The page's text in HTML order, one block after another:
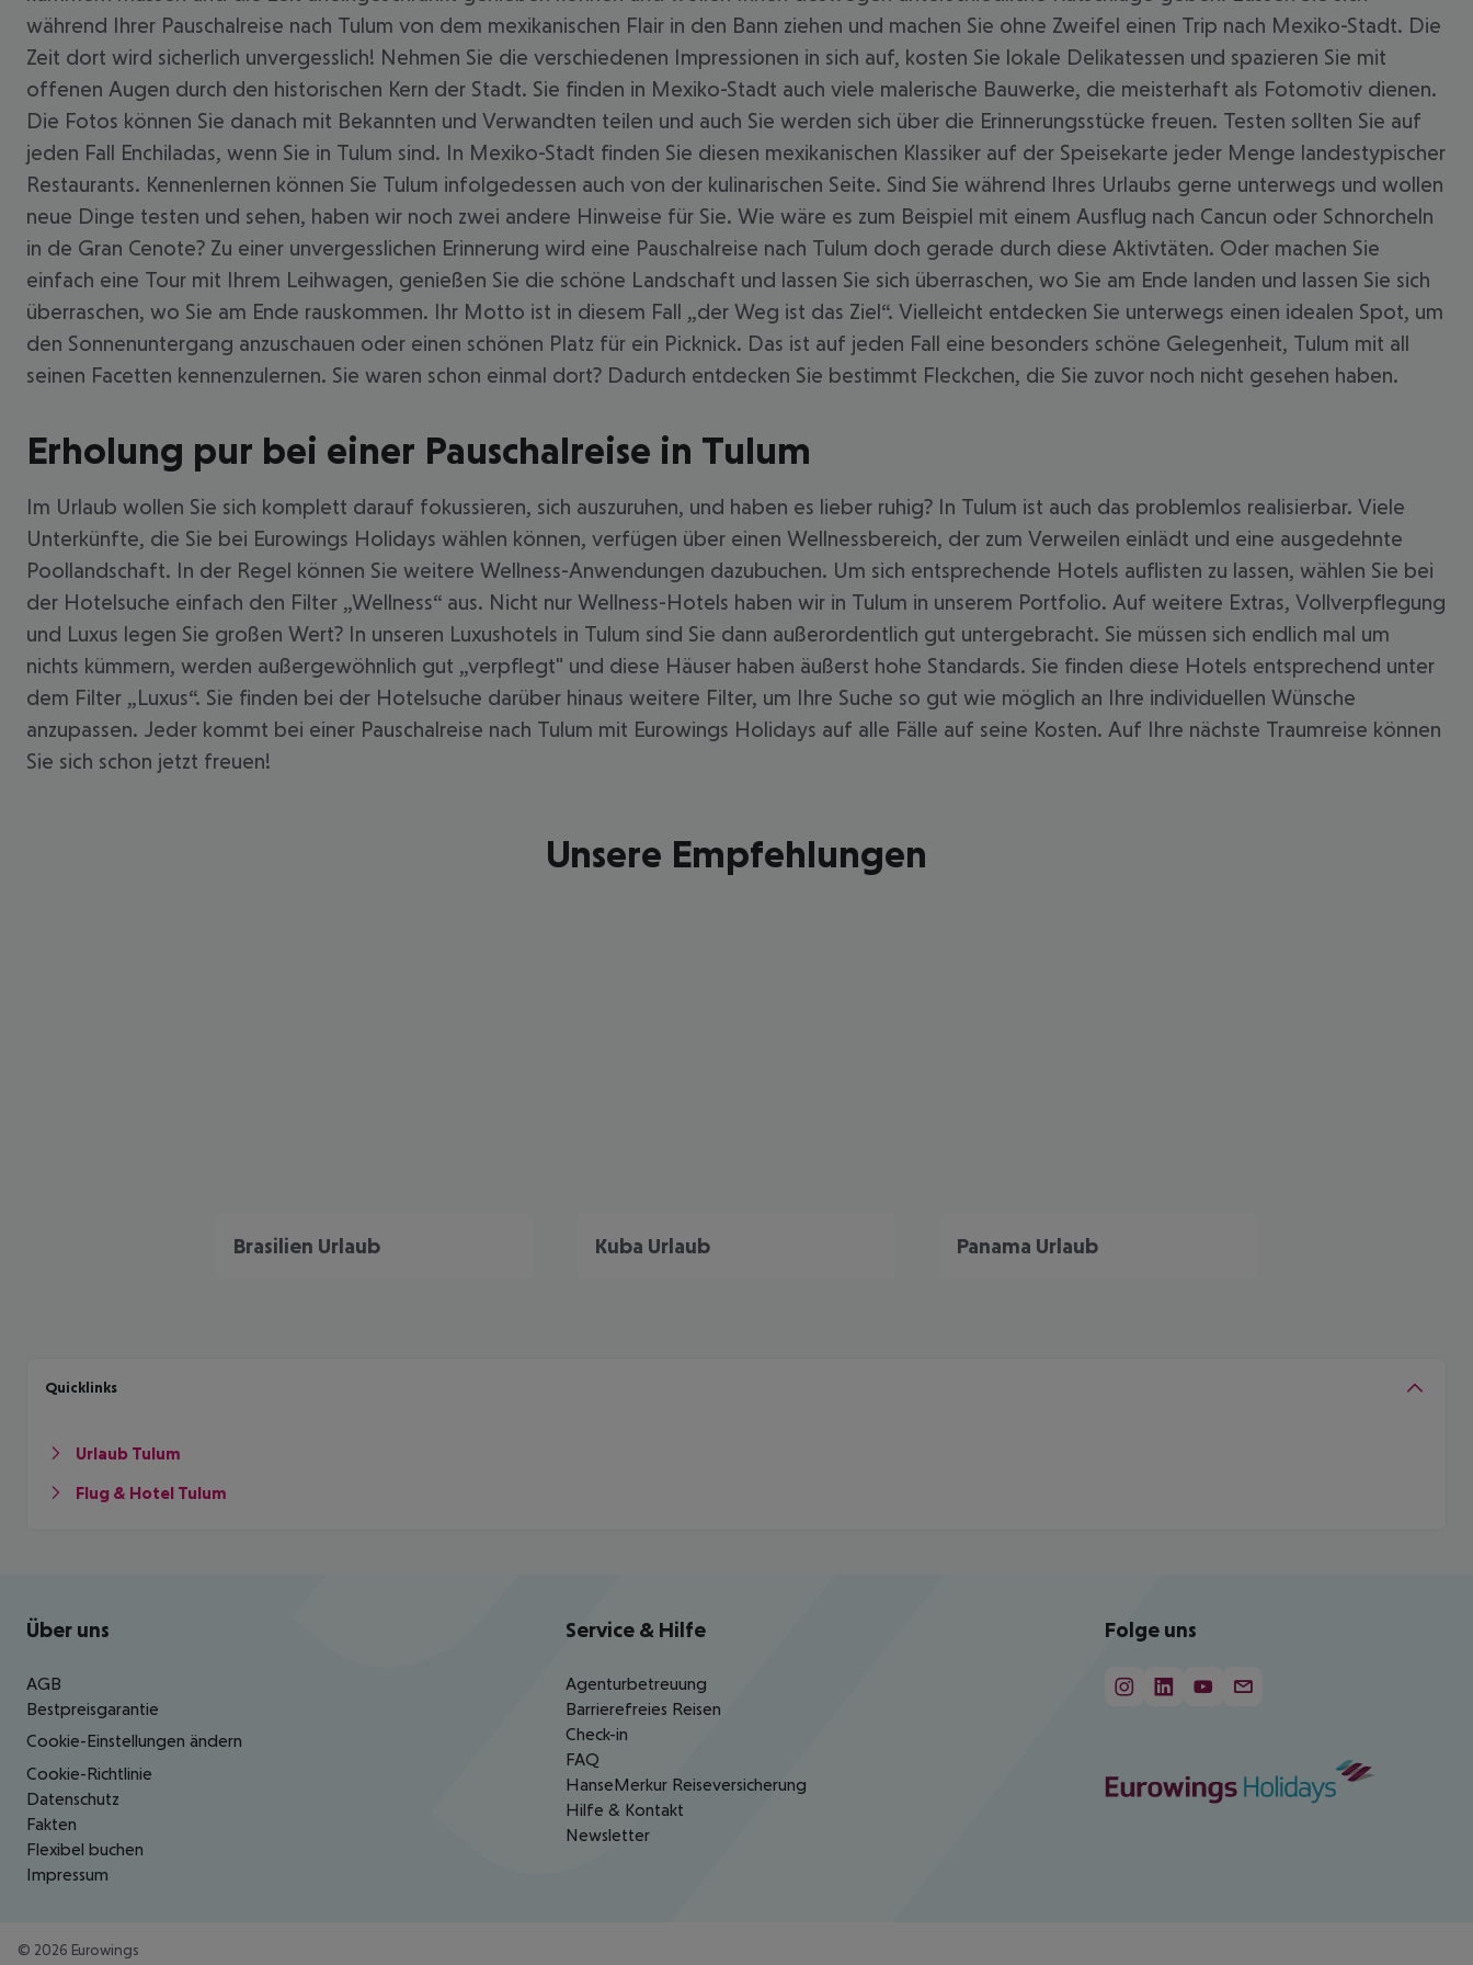
während Ihrer Pauschalreise nach Tulum von dem mexikanischen Flair in den Bann ziehen und machen Sie ohne Zweifel einen Trip nach Mexiko-Stadt. Die
Zeit dort wird sicherlich unvergesslich! Nehmen Sie die verschiedenen Impressionen in sich auf, kosten Sie lokale Delikatessen und spazieren Sie mit
offenen Augen durch den historischen Kern der Stadt. Sie finden in Mexiko-Stadt auch viele malerische Bauwerke, die meisterhaft als Fotomotiv dienen.
Die Fotos können Sie danach mit Bekannten und Verwandten teilen und auch Sie werden sich über die Erinnerungsstücke freuen. Testen sollten Sie auf
jeden Fall Enchiladas, wenn Sie in Tulum sind. In Mexiko-Stadt finden Sie diesen mexikanischen Klassiker auf der Speisekarte jeder Menge landestypischer
Restaurants. Kennenlernen können Sie Tulum infolgedessen auch von der kulinarischen Seite. Sind Sie während Ihres Urlaubs gerne unterwegs und wollen
neue Dinge testen und sehen, haben wir noch zwei andere Hinweise für Sie. Wie wäre es zum Beispiel mit einem Ausflug nach Cancun oder Schnorcheln
in de Gran Cenote? Zu einer unvergesslichen Erinnerung wird eine Pauschalreise nach Tulum doch gerade durch diese Aktivtäten. Oder machen Sie
einfach eine Tour mit Ihrem Leihwagen, genießen Sie die schöne Landschaft und lassen Sie sich überraschen, wo Sie am Ende landen und lassen Sie sich
überraschen, wo Sie am Ende rauskommen. Ihr Motto ist in diesem Fall „der Weg ist das Ziel“. Vielleicht entdecken Sie unterwegs einen idealen Spot, um
den Sonnenuntergang anzuschauen oder einen schönen Platz für ein Picknick. Das ist auf jeden Fall eine besonders schöne Gelegenheit, Tulum mit all
seinen Facetten kennenzulernen. Sie waren schon einmal dort? Dadurch entdecken Sie bestimmt Fleckchen, die Sie zuvor noch nicht gesehen haben.
Erholung pur bei einer Pauschalreise in Tulum
Im Urlaub wollen Sie sich komplett darauf fokussieren, sich auszuruhen, und haben es lieber ruhig? In Tulum ist auch das problemlos realisierbar. Viele
Unterkünfte, die Sie bei Eurowings Holidays wählen können, verfügen über einen Wellnessbereich, der zum Verweilen einlädt und eine ausgedehnte
Poollandschaft. In der Regel können Sie weitere Wellness-Anwendungen dazubuchen. Um sich entsprechende Hotels auflisten zu lassen, wählen Sie bei
der Hotelsuche einfach den Filter „Wellness“ aus. Nicht nur Wellness-Hotels haben wir in Tulum in unserem Portfolio. Auf weitere Extras, Vollverpflegung
und Luxus legen Sie großen Wert? In unseren Luxushotels in Tulum sind Sie dann außerordentlich gut untergebracht. Sie müssen sich endlich mal um
nichts kümmern, werden außergewöhnlich gut „verpflegt" und diese Häuser haben äußerst hohe Standards. Sie finden diese Hotels entsprechend unter
dem Filter „Luxus“. Sie finden bei der Hotelsuche darüber hinaus weitere Filter, um Ihre Suche so gut wie möglich an Ihre individuellen Wünsche
anzupassen. Jeder kommt bei einer Pauschalreise nach Tulum mit Eurowings Holidays auf alle Fälle auf seine Kosten. Auf Ihre nächste Traumreise können
Sie sich schon jetzt freuen!
Unsere Empfehlungen
Brasilien Urlaub Kuba Urlaub Panama Urlaub
Quicklinks
Urlaub Tulum
Flug & Hotel Tulum
Footer navigation
Über uns
AGB
Bestpreisgarantie
Cookie-Einstellungen ändern
Cookie-Richtlinie
Datenschutz
Fakten
Flexibel buchen
Impressum
Service & Hilfe
Agenturbetreuung
Barrierefreies Reisen
Check-in
FAQ
HanseMerkur Reiseversicherung
Hilfe & Kontakt
Newsletter
Folge uns
© 2026 Eurowings